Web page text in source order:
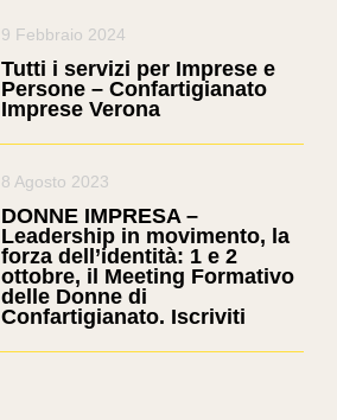
9 Febbraio 2024
Tutti i servizi per Imprese e
Persone – Confartigianato
Imprese Verona
8 Agosto 2023
DONNE IMPRESA –
Leadership in movimento, la
forza dell’identità: 1 e 2
ottobre, il Meeting Formativo
delle Donne di
Confartigianato. Iscriviti